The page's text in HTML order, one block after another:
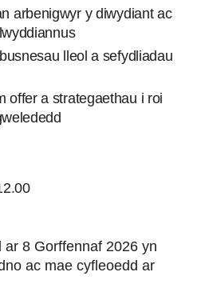
arbenigwyr y diwydiant ac
lleol a sefydliadau
offer a strategaethau i roi
8 Gorffennaf 2026 yn
ac mae cyfleoedd ar